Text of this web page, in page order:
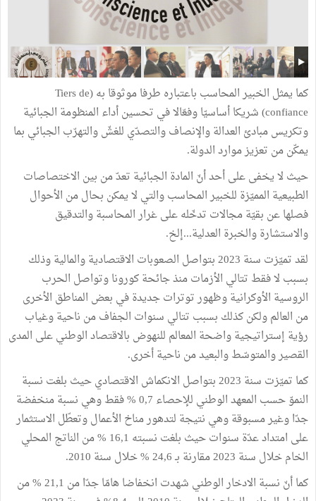
كما يمثل الخبير المحاسب باعتباره طرفا موثوقا به (Tiers de
confiance) شريكا أساسيّا وفعّالا في تحسين أداء المنظومة الجبائية
وتكريس مبادئ العدالة والإنصاف والتصدّي للغشّ والتهرّب الجبائي بما
يمكّن من تعزيز موارد الدولة.
حيث لا يخفى على أحد أنّ المادة الجبائية تعدّ من بين الاختصاصات
الطبيعية المميّزة للخبير المحاسب والتي لا يمكن بحال من الأحوال
فصلها عن بقيّة مجالات تدخّله على غرار المحاسبة والتدقيق
والاستشارة والخبرة العدلية...إلخ.
لقد تميّزت سنة 2023 بتواصل الصعوبات الاقتصادية والمالية وذلك
بسبب لا فقط تتالي الأزمات منذ جائحة كورونا وتواصل الحرب
الروسية الأوكرانية وظهور توترات جديدة في بعض المناطق الأخرى
من العالم ولكن كذلك بسبب تتالي سنوات الجفاف من ناحية وغياب
رؤية إستراتيجية واضحة المعالم للنهوض بالاقتصاد الوطني على المدى
القصير والمتوسّط والبعيد من ناحية أخرى.
كما تميّزت سنة 2023 بتواصل الانكماش الاقتصادي حيث بلغت نسبة
النموّ حسب المعهد الوطني للإحصاء 0,7 % فقط وهي نسبة منخفضة
جدّا وغير مسبوقة وهي نتيجة لتدهور مناخ الأعمال وتعطّل الاستثمار
على امتداد عدّة سنوات حيث بلغت نسبته 16,1 % من الناتج المحلي
الخام خلال سنة 2023 مقارنة بـ 24,6 % خلال سنة 2010.
كما أنّ نسبة الادخار الوطني شهدت انخفاضا هامّا جدّا من 21,1 % من